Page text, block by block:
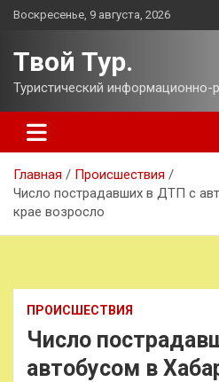
Перейти
Воскресенье, 9 августа, 2026
Твой Тур.
Туристический информационно-
Главная
Происшествия
Число пострадавших в ДТП с
крае возросло
ПРОИСШЕСТВИЯ
Число
автобусом в